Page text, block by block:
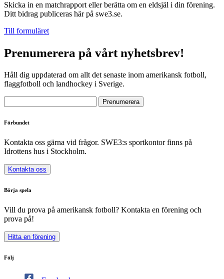
Skicka in en matchrapport eller berätta om en eldsjäl i din förening.
Ditt bidrag publiceras här på swe3.se.
Till formuläret
Prenumerera på vårt nyhetsbrev!
Håll dig uppdaterad om allt det senaste inom amerikansk fotboll,
flaggfotboll och landhockey i Sverige.
Förbundet
Kontakta oss gärna vid frågor. SWE3:s sportkontor finns på
Idrottens hus i Stockholm.
Kontakta oss
Börja spela
Vill du prova på amerikansk fotboll? Kontakta en förening och
prova på!
Hitta en förening
Följ